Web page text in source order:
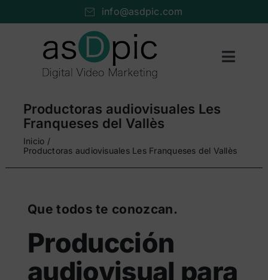
info@asdpic.com
Toggle
Producción audiovisual
Vídeo streaming
Portfolio
Nosotros
Productoras audiovisuales Les
Franqueses del Vallès
Inicio
Productoras audiovisuales Les Franqueses del Vallès
Que todos te conozcan.
Producción
audiovisual para